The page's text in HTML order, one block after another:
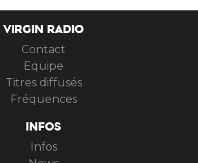
VIRGIN RADIO
Contact
Equipe
Titres diffusés
Fréquences
INFOS
Infos